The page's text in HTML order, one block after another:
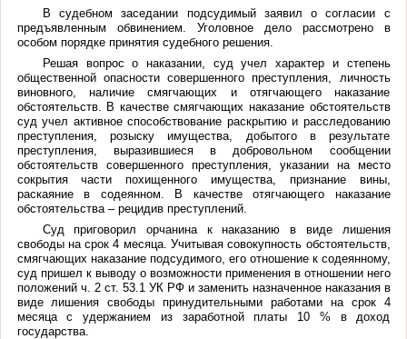
В судебном заседании подсудимый заявил о согласии с
предъявленным обвинением. Уголовное дело рассмотрено в
особом порядке принятия судебного решения.
Решая вопрос о наказании, суд учел характер и степень
общественной опасности совершенного преступления, личность
виновного, наличие смягчающих и отягчающего наказание
обстоятельств. В качестве смягчающих наказание обстоятельств
суд учел активное способствование раскрытию и расследованию
преступления, розыску имущества, добытого в результате
преступления, выразившиеся в добровольном сообщении
обстоятельств совершенного преступления, указании на место
сокрытия части похищенного имущества, признание вины,
раскаяние в содеянном. В качестве отягчающего наказание
обстоятельства – рецидив преступлений.
Суд приговорил орчанина к наказанию в виде лишения
свободы на срок 4 месяца. Учитывая совокупность обстоятельств,
смягчающих наказание подсудимого, его отношение к содеянному,
суд пришел к выводу о возможности применения в отношении него
положений ч. 2 ст. 53.1 УК РФ и заменить назначенное наказания в
виде лишения свободы принудительными работами на срок 4
месяца с удержанием из заработной платы 10 % в доход
государства.